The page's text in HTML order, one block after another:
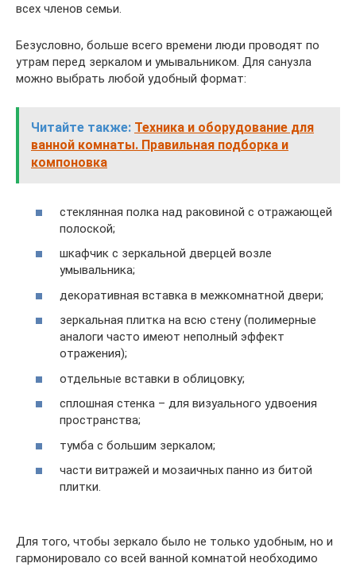
всех членов семьи.
Безусловно, больше всего времени люди проводят по
утрам перед зеркалом и умывальником. Для санузла
можно выбрать любой удобный формат:
Читайте также: Техника и оборудование для
ванной комнаты. Правильная подборка и
компоновка
стеклянная полка над раковиной с отражающей
полоской;
шкафчик с зеркальной дверцей возле
умывальника;
декоративная вставка в межкомнатной двери;
зеркальная плитка на всю стену (полимерные
аналоги часто имеют неполный эффект
отражения);
отдельные вставки в облицовку;
сплошная стенка – для визуального удвоения
пространства;
тумба с большим зеркалом;
части витражей и мозаичных панно из битой
плитки.
Для того, чтобы зеркало было не только удобным, но и
гармонировало со всей ванной комнатой необходимо